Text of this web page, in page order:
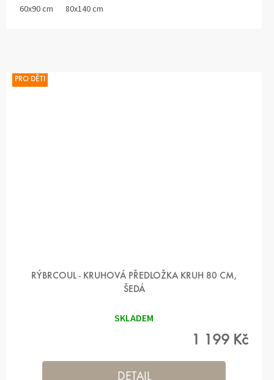
60x90 cm 80x140 cm
PRO DĚTI
RÝBRCOUL - KRUHOVÁ PŘEDLOŽKA KRUH 80 CM,
ŠEDÁ
SKLADEM
1 199 Kč
DETAIL